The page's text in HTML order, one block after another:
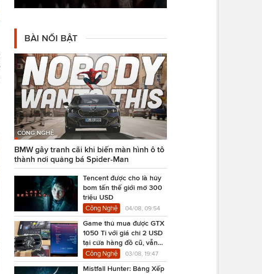
BÀI NỔI BẬT
CÔNG NGHỆ
BMW gây tranh cãi khi biến màn hình ô tô
thành nơi quảng bá Spider-Man
Tencent được cho là hủy
bom tấn thế giới mở 300
triệu USD
Công Nghệ 04/08, 09:54
Game thủ mua được GTX
1050 Ti với giá chỉ 2 USD
tại cửa hàng đồ cũ, vẫn
chạy Cyberpunk 2077
Công Nghệ 03/08, 19:47
Mistfall Hunter: Bảng Xếp